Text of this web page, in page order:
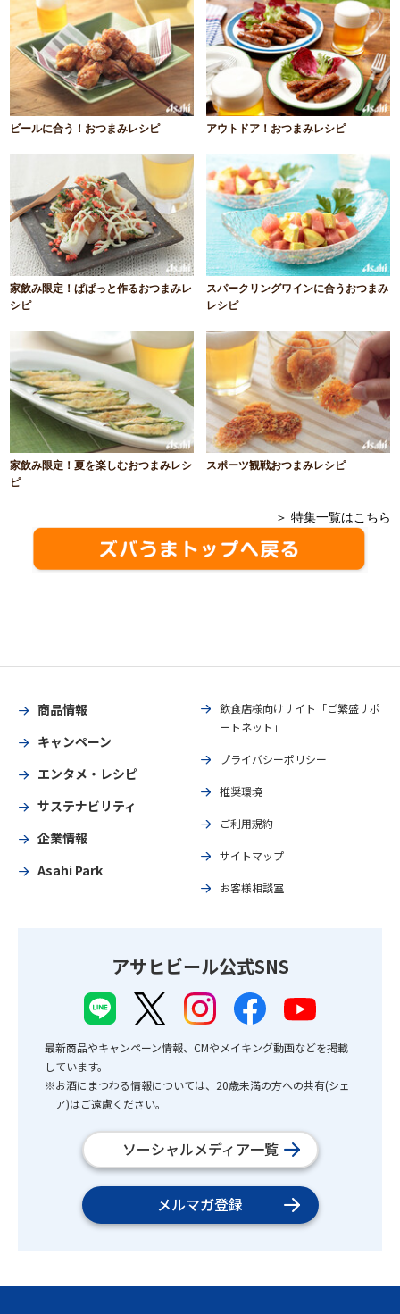
ビールに合う！おつまみレシピ アウトドア！おつまみレシピ
家飲み限定！ぱぱっと作るおつまみレ
シピ
スパークリングワインに合うおつまみ
レシピ
家飲み限定！夏を楽しむおつまみレシ
ピ
スポーツ観戦おつまみレシピ
＞ 特集一覧はこちら
商品情報
キャンペーン
エンタメ・レシピ
サステナビリティ
企業情報
Asahi Park
飲食店様向けサイト「ご繁盛サポ
ートネット」
プライバシーポリシー
推奨環境
ご利用規約
サイトマップ
お客様相談室
アサヒビール公式SNS
最新商品やキャンペーン情報、CMやメイキング動画などを掲載
しています。
※お酒にまつわる情報については、20歳未満の方への共有(シェ
ア)はご遠慮ください。
ソーシャルメディア一覧
メルマガ登録